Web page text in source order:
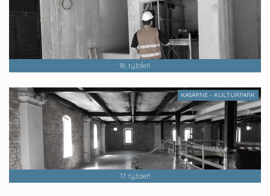
18. týždeň
KASÁRNE - KULTURPARK
17. týždeň